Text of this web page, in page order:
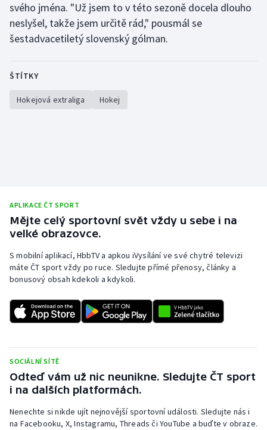
svého jména. "Už jsem to v této sezoně docela dlouho
neslyšel, takže jsem určitě rád," pousmál se
šestadvacetiletý slovenský gólman.
ŠTÍTKY
Hokejová extraliga Hokej
APLIKACE ČT SPORT
Mějte celý sportovní svět vždy u sebe i na
velké obrazovce.
S mobilní aplikací, HbbTV a apkou iVysílání ve své chytré televizi
máte ČT sport vždy po ruce. Sledujte přímé přenosy, články a
bonusový obsah kdekoli a kdykoli.
SOCIÁLNÍ SÍTĚ
Odteď vám už nic neunikne. Sledujte ČT sport
i na dalších platformách.
Nenechte si nikde ujít nejnovější sportovní události. Sledujte nás i
na Facebooku, X, Instagramu, Threads či YouTube a buďte v obraze.